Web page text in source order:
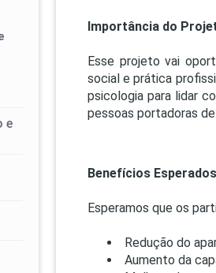
e
Importância do
Esse projeto vai
social e prática
psicologia para lidar
pessoas portadoras
Benefícios Esperados
Esperamos que os
Redução do
Aumento da